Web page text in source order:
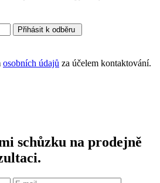
Přihásit k odběru
osobních údajů za účelem kontaktování.
schůzku na prodejně